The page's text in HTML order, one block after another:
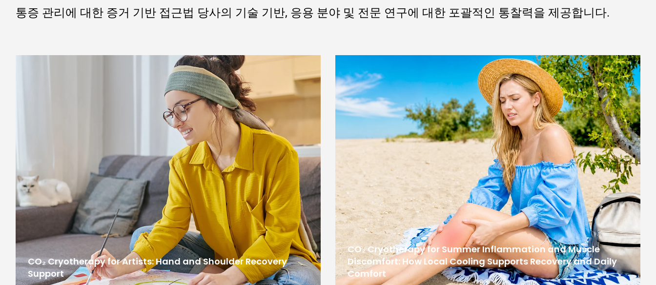
통증 관리에 대한 증거 기반 접근법 당사의 기술 기반, 응용 분야 및 전문 연구에 대한 포괄적인 통찰력을 제공합니다.
CO₂ Cryotherapy for Artists: Hand and Shoulder Recovery
Support
CO₂ Cryotherapy for Summer Inflammation and Muscle
Discomfort: How Local Cooling Supports Recovery and Daily
Comfort